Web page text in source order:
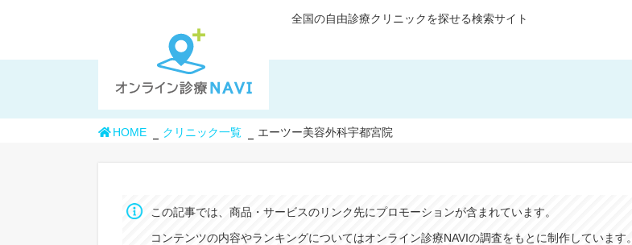
全国の自由診療クリニックを探せる検索サイト
HOME クリニック一覧 エーツー美容外科宇都宮院
この記事では、商品・サービスのリンク先にプロモーションが含まれています。
コンテンツの内容やランキングについてはオンライン診療NAVIの調査をもとに制作しています。